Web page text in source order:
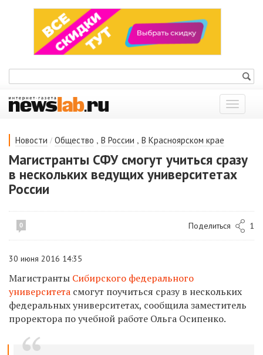
Показать
меню
Новости / Общество , В России , В Красноярском крае
Магистранты СФУ смогут учиться сразу
в нескольких ведущих университетах
России
0 Поделиться 1
30 июня 2016 14:35
Магистранты Сибирского федерального
университета смогут поучиться сразу в нескольких
федеральных университетах, сообщила заместитель
проректора по учебной работе Ольга Осипенко.